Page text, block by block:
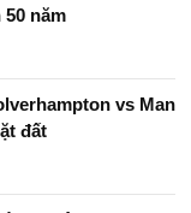
năm
vs Man
đất